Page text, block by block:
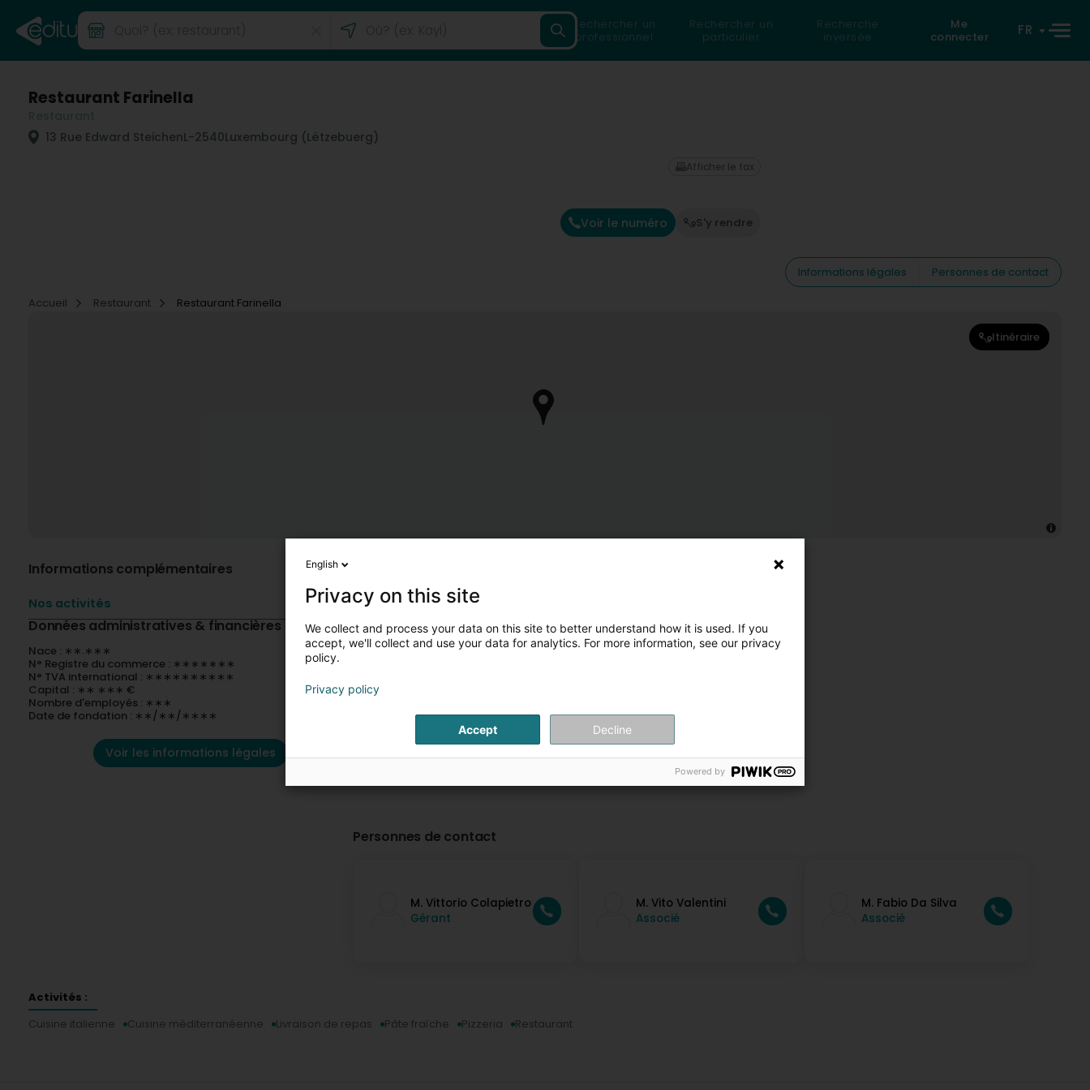
Rechercher un
professionnel
Rechercher un
particulier
Recherche
inversée
Me
connecter
FR
Restaurant Farinella
13 Rue Edward SteichenL-2540Luxembourg (Lëtzebuerg)
Voir le numéro S'y rendre
Afficher le fax
Informations légales
Personnes de contact
Accueil
Restaurant Restaurant Farinella
Itinéraire
Informations complémentaires
Nos activités
Données administratives & financières
Nace : ∗∗.∗∗∗
N° Registre du commerce : ∗∗∗∗∗∗∗
N° TVA international : ∗∗∗∗∗∗∗∗∗∗
Capital : ∗∗ ∗∗∗ €
Nombre d'employés : ∗∗∗
Date de fondation : ∗∗/∗∗/∗∗∗∗
Voir les informations légales
Personnes de contact
M. Vittorio Colapietro
Gérant
M. Vito Valentini
Associé
M. Fabio Da Silva
Associé
Activités :
Cuisine italienne
Cuisine méditerranéenne Livraison de repas Pâte fraîche Pizzeria Restaurant
English
Privacy on this site
We collect and process your data on this site to better understand how it is used. If you
accept, we'll collect and use your data for analytics. For more information, see our privacy
policy.
Privacy policy
Accept Decline
Powered by